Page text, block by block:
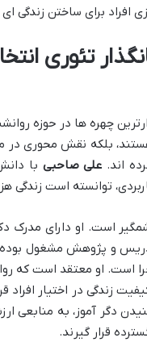
افراد برای ساختن زندگی
تئوری
چهره ها در حوزه
بلکه نقش محوری
اند. علی صاحبی با
توانسته است زندگی
است. او دارای مدرک
و پژوهش مشغول بوده
است. او معتقد است که
زندگی در اختیار
دگر آموز، به منابعی
قرار گیرند.